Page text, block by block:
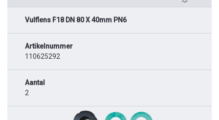
Vulflens F18 DN 80 X 40mm PN6
Artikelnummer
110625292
Aantal
2